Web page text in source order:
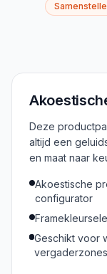
Deze
altijd een
en maat naar
Akoestische
configurator
Geschikt voor
vergaderzones